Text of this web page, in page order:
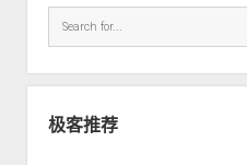
型
字
极客推荐